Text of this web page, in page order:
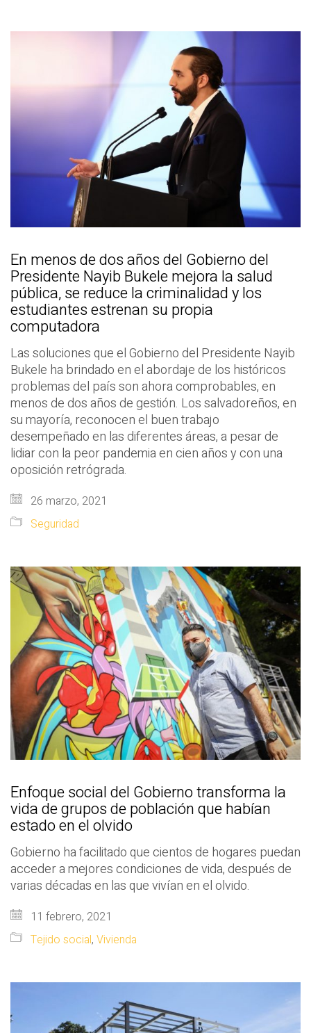
En menos de dos años del Gobierno del
Presidente Nayib Bukele mejora la salud
pública, se reduce la criminalidad y los
estudiantes estrenan su propia
computadora
Las soluciones que el Gobierno del Presidente Nayib
Bukele ha brindado en el abordaje de los históricos
problemas del país son ahora comprobables, en
menos de dos años de gestión. Los salvadoreños, en
su mayoría, reconocen el buen trabajo
desempeñado en las diferentes áreas, a pesar de
lidiar con la peor pandemia en cien años y con una
oposición retrógrada.
26 marzo, 2021
Seguridad
Enfoque social del Gobierno transforma la
vida de grupos de población que habían
estado en el olvido
Gobierno ha facilitado que cientos de hogares puedan
acceder a mejores condiciones de vida, después de
varias décadas en las que vivían en el olvido.
11 febrero, 2021
Tejido social, Vivienda